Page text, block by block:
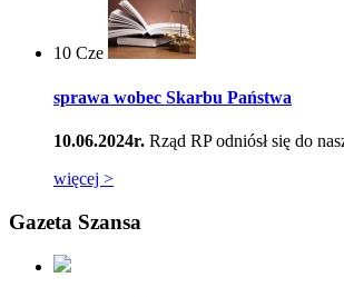
10 Cze
sprawa wobec Skarbu Państwa
10.06.2024r. Rząd RP odniósł się do
więcej >
Gazeta Szansa